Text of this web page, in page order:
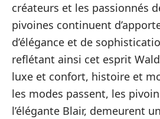
créateurs et les passionnés
pivoines continuent
d’élégance et de
reflétant ainsi cet esprit
luxe et confort, histoire et
les modes passent, les
l’élégante Blair, demeurent